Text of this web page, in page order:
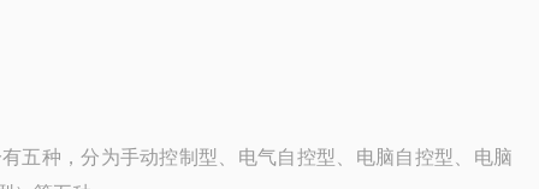
五种，分为手动控制型、电气自控型、电脑自控型、电脑